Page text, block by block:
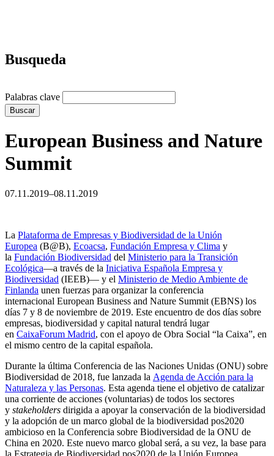
Busqueda
Palabras clave
Buscar
European Business and Nature
Summit
07.11.2019–08.11.2019
La Plataforma de Empresas y Biodiversidad de la Unión
Europea (B@B), Ecoacsa, Fundación Empresa y Clima y
la Fundación Biodiversidad del Ministerio para la Transición
Ecológica—a través de la Iniciativa Española Empresa y
Biodiversidad (IEEB)— y el Ministerio de Medio Ambiente de
Finlanda unen fuerzas para organizar la conferencia
internacional European Business and Nature Summit (EBNS) los
días 7 y 8 de noviembre de 2019. Este encuentro de dos días sobre
empresas, biodiversidad y capital natural tendrá lugar
en CaixaForum Madrid, con el apoyo de Obra Social “la Caixa”, en
el mismo centro de la capital española.
Durante la última Conferencia de las Naciones Unidas (ONU) sobre
Biodiversidad de 2018, fue lanzada la Agenda de Acción para la
Naturaleza y las Personas. Esta agenda tiene el objetivo de catalizar
una corriente de acciones (voluntarias) de todos los sectores
y stakeholders dirigida a apoyar la conservación de la biodiversidad
y la adopción de un marco global de la biodiversidad pos2020
ambicioso en la Conferencia sobre Biodiversidad de la ONU de
China en 2020. Este nuevo marco global será, a su vez, la base para
la Estrategia de Biodiversidad pos2020 de la Unión Europea.